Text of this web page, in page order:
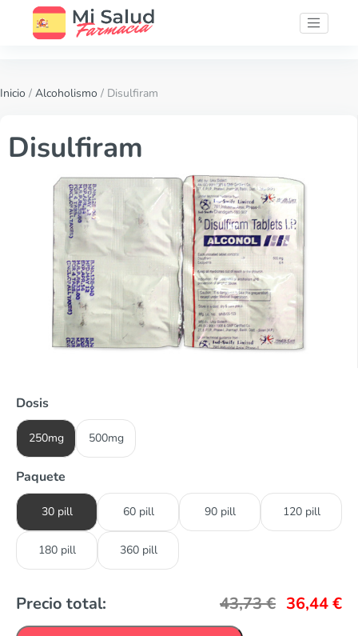
Inicio / Alcoholismo / Disulfiram
Disulfiram
Dosis
250mg 500mg
Paquete
30 pill 60 pill 90 pill 120 pill
180 pill 360 pill
Precio total: 43,73€ 36,44€